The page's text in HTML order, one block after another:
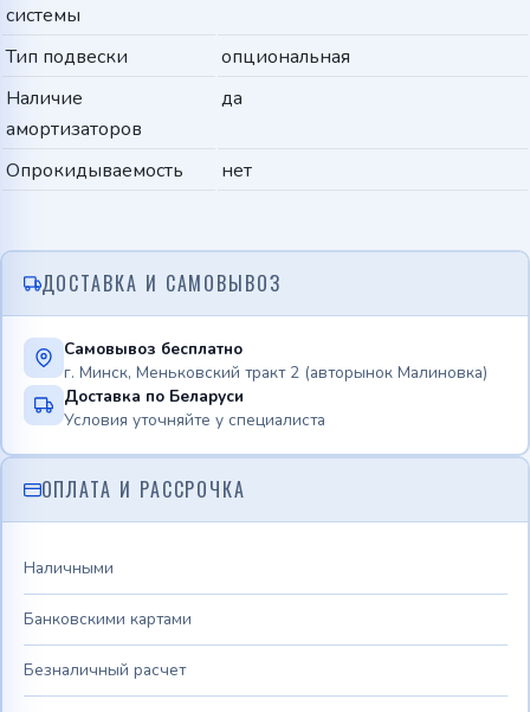
системы
Тип подвески
опциональная
Наличие
амортизаторов
да
Опрокидываемость нет
ДОСТАВКА И САМОВЫВОЗ
Самовывоз бесплатно
г. Минск, Меньковский тракт 2 (авторынок Малиновка)
Доставка по Беларуси
Условия уточняйте у специалиста
ОПЛАТА И РАССРОЧКА
Наличными
Банковскими картами
Безналичный расчет